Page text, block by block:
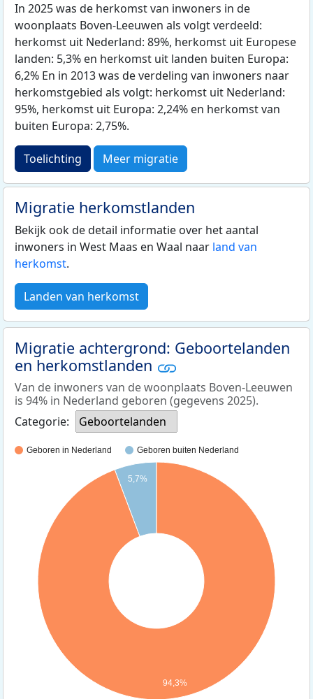
In 2025 was de herkomst van inwoners in de
woonplaats Boven-Leeuwen als volgt verdeeld:
herkomst uit Nederland: 89%, herkomst uit Europese
landen: 5,3% en herkomst uit landen buiten Europa:
6,2% En in 2013 was de verdeling van inwoners naar
herkomstgebied als volgt: herkomst uit Nederland:
95%, herkomst uit Europa: 2,24% en herkomst van
buiten Europa: 2,75%.
Toelichting Meer migratie
Migratie herkomstlanden
Bekijk ook de detail informatie over het aantal
inwoners in West Maas en Waal naar land van
herkomst.
Landen van herkomst
Migratie achtergrond: Geboortelanden
en herkomstlanden
Van de inwoners van de woonplaats Boven-Leeuwen
is 94% in Nederland geboren (gegevens 2025).
Categorie:
Geboortelanden
Geboren in Nederland Geboren buiten Nederland
5,7%
94,3%